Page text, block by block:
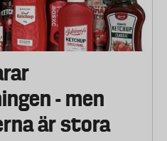
- men
är stora